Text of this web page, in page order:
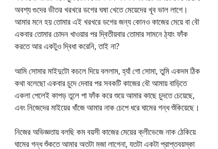
অবশ্য গুদের ভীতর খরখরে ডগের ঘষা খেতে মেয়েদের খূব ভাল লাগে।
আমার মনে হয় তোমার এই খরখরে ডগের জন্য কোনও কাজের মেয়ে বা বৌ
একবার তোমার চোদন খাওয়ার পর দ্বিতীয়বার তোমার সামনে ঠ্যাং ফাঁক
করতে আর একটুও দ্বিধা করেনি, তাই না?
আমি সোমার মাইদুটো কচলে দিয়ে বললাম, হ্যাঁ গো সোমা, তুমি একদম ঠিক
কথা বলেছো একবার চুদে দেবার পর সবকটি কাজের বৌ আমায় বাড়িতে
একলা পেলেই কাপড় তুলে পা ফাঁক করে শুয়ে আমার কাছে চুদতে চেয়েছে,
এবং নিজেদের মাইয়ের খাঁজে আমার নাক চেপে ধরে ঘামের গন্ধ শুঁকিয়েছে।
নিজের অভিজ্ঞতায় বলছি কম বয়সী কাজের মেয়ের ক্লীভেজে নাক ঠেকিয়ে
ঘামের গন্ধ শুঁকতে আমার অতটা মজা লাগেনা, যতটা একটা প্রাপ্তবয়স্কা